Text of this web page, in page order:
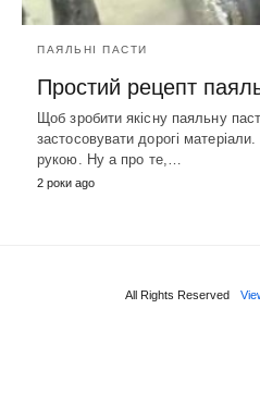
ПАЯЛЬНІ ПАСТИ
Простий рецепт
Щоб зробити якісну паяльну
застосовувати дорогі
рукою. Ну а про те,…
2 роки ago
All Rights Reserved